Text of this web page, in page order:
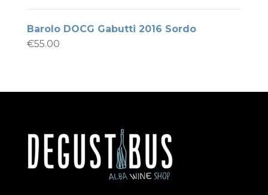
Barolo DOCG Gabutti 2016 Sordo
€55.00